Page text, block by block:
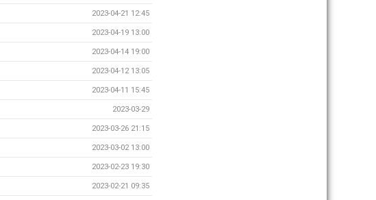
2023-04-21 12:45
2023-04-19 13:00
2023-04-14 19:00
2023-04-12 13:05
2023-04-11 15:45
2023-03-29
2023-03-26 21:15
2023-03-02 13:00
2023-02-23 19:30
2023-02-21 09:35